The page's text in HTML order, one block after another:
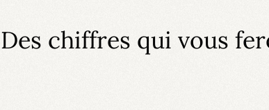
Des chiffres qui vous